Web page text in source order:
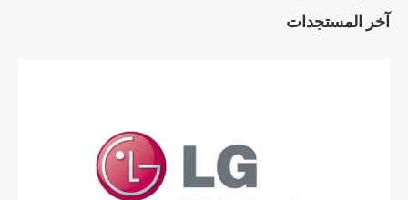
آخر المستجدات